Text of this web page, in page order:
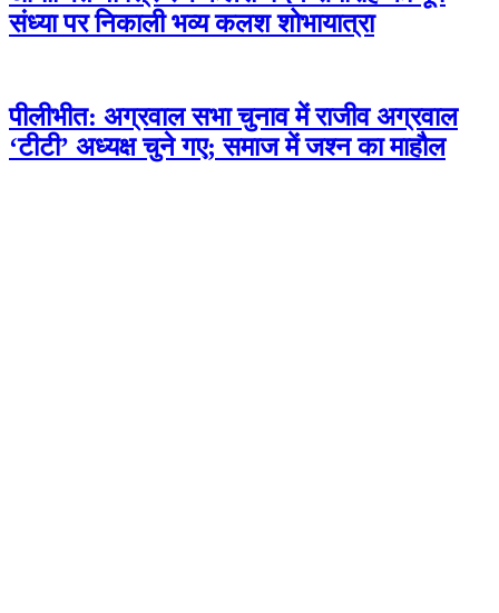
संध्या पर निकाली भव्य कलश शोभायात्रा
पीलीभीत: अग्रवाल सभा चुनाव में राजीव अग्रवाल
‘टीटी’ अध्यक्ष चुने गए; समाज में जश्न का माहौल